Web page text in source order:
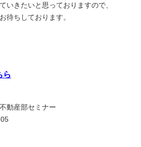
いきたいと思っておりますので、
待ちしております。
ら
動産部セミナー